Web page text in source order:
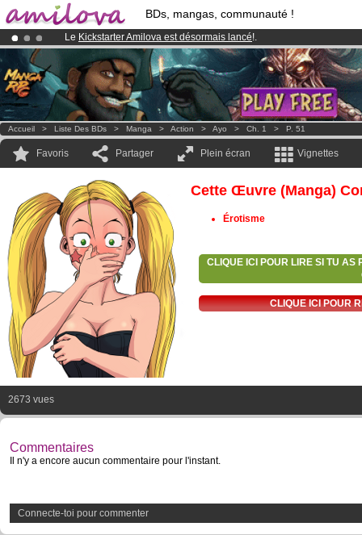
BDs, mangas, communauté !
Le Kickstarter Amilova est désormais lancé!.
Déjà 100000membreset 1000BDs & Mangas!
Abonnement premium: à partir de
3.95 eurospar mois !Clique ici
Accueil > Liste Des BDs > Manga > Action > Ayo > Ch. 1 > P. 51
Favoris Partager Plein écran Vignettes
Cette Œuvre (manga)
Érotisme
CLIQUE ICI POUR LIRE SI TU AS
CLIQUE ICI POUR
2673 vues
Commentaires
Il n'y a encore aucun commentaire pour l'instant.
Connecte-toi pour commenter